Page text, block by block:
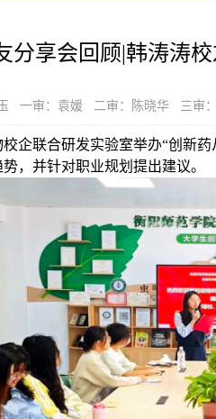
分享会回顾|韩涛涛
一审：袁媛 二审：陈晓华 三审
企联合研发实验室举办“创新
，并针对职业规划提出建议。